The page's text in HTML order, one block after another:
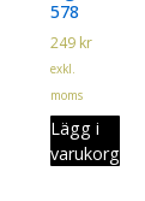
578
249 kr
exkl.
moms
Lägg i
varukorg